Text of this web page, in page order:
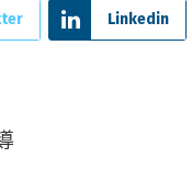
Linkedin